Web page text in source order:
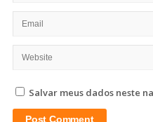
Salvar meus dados neste